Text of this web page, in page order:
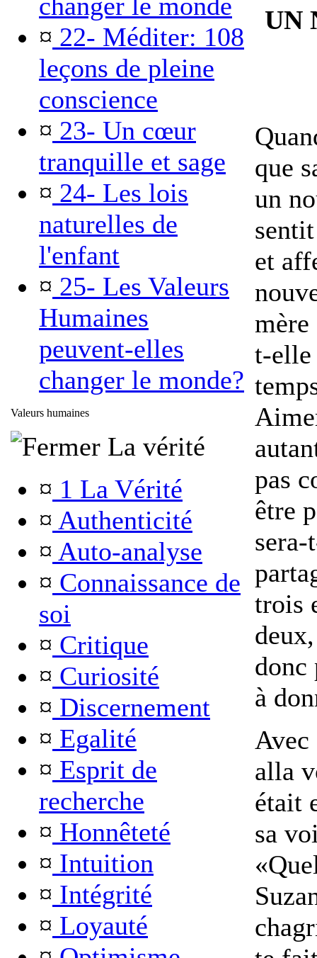
¤ 22- Méditer: 108
leçons de pleine
conscience
¤ 23- Un cœur
tranquille et sage
¤ 24- Les lois
naturelles de
l'enfant
¤ 25- Les Valeurs
Humaines
peuvent-elles
changer le monde?
Valeurs humaines
La vérité
¤ 1 La Vérité
¤ Authenticité
¤ Auto-analyse
¤ Connaissance de
soi
¤ Critique
¤ Curiosité
¤ Discernement
¤ Egalité
¤ Esprit de
recherche
¤ Honnêteté
¤ Intuition
¤ Intégrité
¤ Loyauté
UN
que
un
et
mère
t-elle
pas
être
trois
donc
à
Avec
alla
était
sa